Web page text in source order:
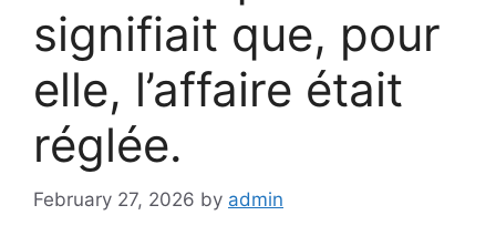
signifiait que, pour
elle, l’affaire était
réglée.
February 27, 2026 by admin